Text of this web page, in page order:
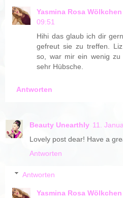
Yasmina Rosa Wölkchen
09:51
Hihi das glaub ich dir
gefreut sie zu treffen.
so, war mir ein wenig zu
sehr Hübsche.
Antworten
Beauty Unearthly 11.
Lovely post dear! Have a
Antworten
Antworten
Yasmina Rosa Wölkchen